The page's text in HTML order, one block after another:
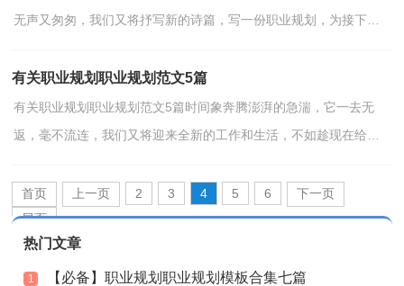
无声又匆匆，我们又将抒写新的诗篇，写一份职业规划，为接下来
有关职业规划职业规划范文5篇
有关职业规划职业规划范文5篇时间象奔腾澎湃的急湍，它一去无
返，毫不流连，我们又将迎来全新的工作和生活，不如趁现在给自
首页 上一页 2 3 4 5 6
下一页
尾页
热门文章
1 【必备】职业规划职业规划模板合集七篇